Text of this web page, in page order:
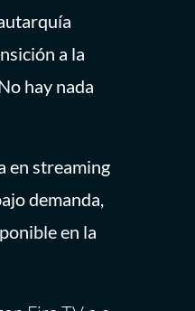
a la
hay nada
en streaming
demanda,
en la